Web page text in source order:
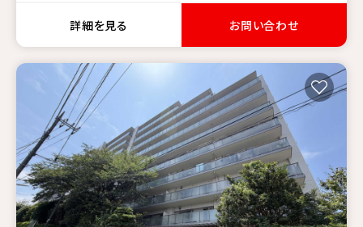
詳細を見る お問い合わせ